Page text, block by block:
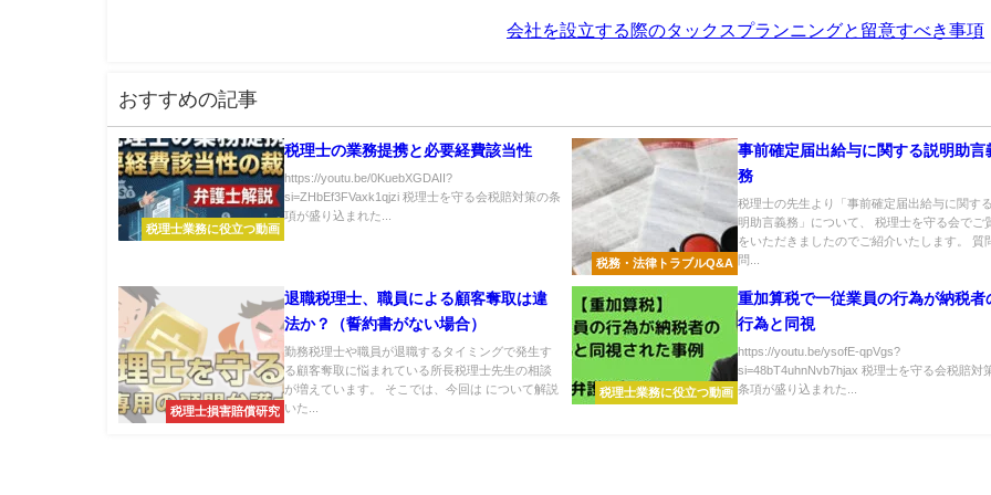
会社を設立する際のタックスプランニングと留意すべき事項
おすすめの記事
税理士業務に役立つ動画
税理士の業務提携と必要経費該当性
https://youtu.be/0KuebXGDAII?
si=ZHbEf3FVaxk1qjzi 税理士を守る会税賠対策の条
項が盛り込まれた...
税務・法律トラブルQ&A
事前確定届出給与に関する説明助言
務
税理士の先生より「事前確定届出給与に関す
明助言義務」について、 税理士を守る会でご
をいただきましたのでご紹介いたします。 質
問...
税理士損害賠償研究
退職税理士、職員による顧客奪取は違
法か？（誓約書がない場合）
勤務税理士や職員が退職するタイミングで発生す
る顧客奪取に悩まれている所長税理士先生の相談
が増えています。 そこでは、今回は について解説
いた...
税理士業務に役立つ動画
重加算税で一従業員の行為が納税者
行為と同視
https://youtu.be/ysofE-qpVgs?
si=48bT4uhnNvb7hjax 税理士を守る会税賠対
条項が盛り込まれた...